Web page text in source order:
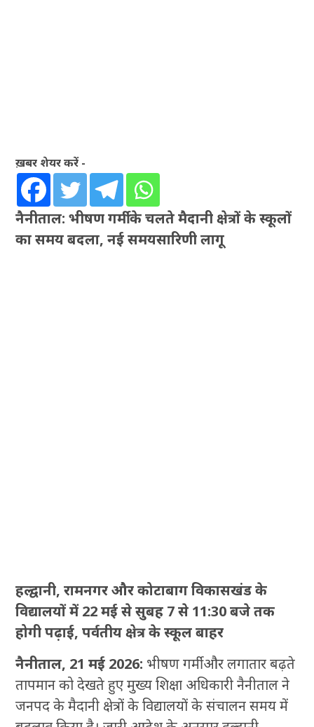
ख़बर शेयर करें -
नैनीताल: भीषण गर्मी के चलते मैदानी क्षेत्रों के स्कूलों
का समय बदला, नई समयसारिणी लागू
हल्द्वानी, रामनगर और कोटाबाग विकासखंड के
विद्यालयों में 22 मई से सुबह 7 से 11:30 बजे तक
होगी पढ़ाई, पर्वतीय क्षेत्र के स्कूल बाहर
नैनीताल, 21 मई 2026: भीषण गर्मी और लगातार बढ़ते
तापमान को देखते हुए मुख्य शिक्षा अधिकारी नैनीताल ने
जनपद के मैदानी क्षेत्रों के विद्यालयों के संचालन समय में